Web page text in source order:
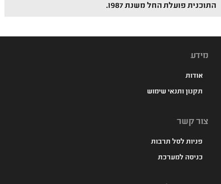
התוכנית פועלת החל משנת 1987.
מידע
אודות
תקנון ותנאי שימוש
צור קשר
פניות לסל תרבות
כניסה למערכת